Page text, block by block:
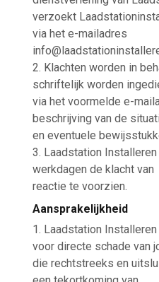
verzoekt
via het e-mailadres
2. Klachten worden in
schriftelijk worden
via het voormelde e-
beschrijving van de
en eventuele
3. Laadstation
werkdagen de klacht van
reactie te voorzien.
Aansprakelijkheid
1. Laadstation
voor directe schade van
die rechtstreeks en